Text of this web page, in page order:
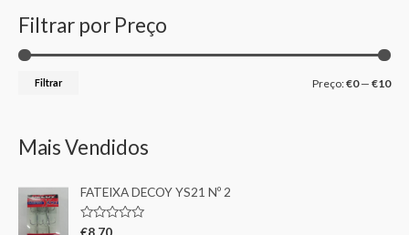
Filtrar por Preço
Filtrar Preço:€0— €10
Mais Vendidos
FATEIXA DECOY YS21 Nº 2
A
€8,70